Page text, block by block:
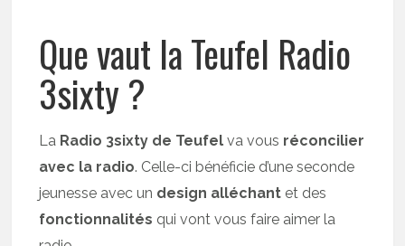
Que vaut la Teufel Radio
3sixty ?
La Radio 3sixty de Teufel va vous réconcilier
avec la radio. Celle-ci bénéficie d’une seconde
jeunesse avec un design alléchant et des
fonctionnalités qui vont vous faire aimer la